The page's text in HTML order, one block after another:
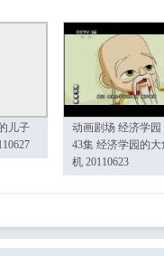
儿子
动画剧场 经济学园
43集 经济学园的大
机 20110623